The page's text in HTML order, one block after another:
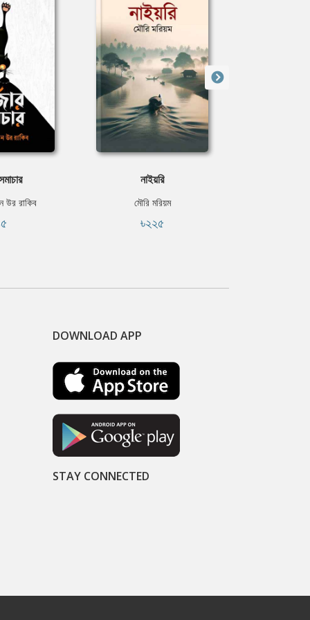
উর রাকিব
নাইয়রি
মৌরি মরিয়ম
৳২২৫
DOWNLOAD APP
STAY CONNECTED